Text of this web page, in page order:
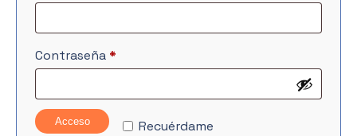
Contraseña *
Recuérdame
Acceso